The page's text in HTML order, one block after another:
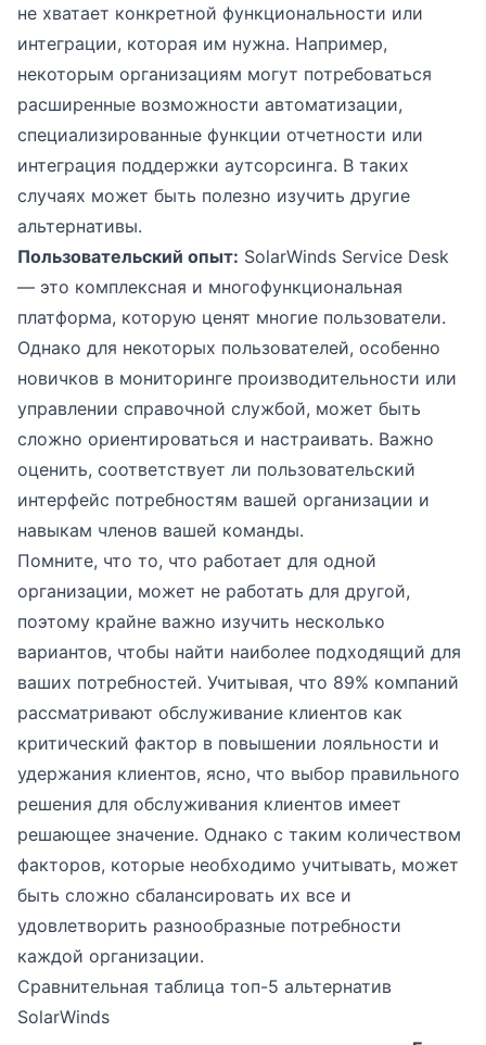
не хватает конкретной функциональности или
интеграции, которая им нужна. Например,
некоторым организациям могут потребоваться
расширенные возможности автоматизации,
специализированные функции отчетности или
интеграция поддержки аутсорсинга. В таких
случаях может быть полезно изучить другие
альтернативы.
Пользовательский опыт: SolarWinds Service Desk
— это комплексная и многофункциональная
платформа, которую ценят многие пользователи.
Однако для некоторых пользователей, особенно
новичков в мониторинге производительности или
управлении справочной службой, может быть
сложно ориентироваться и настраивать. Важно
оценить, соответствует ли пользовательский
интерфейс потребностям вашей организации и
навыкам членов вашей команды.
Помните, что то, что работает для одной
организации, может не работать для другой,
поэтому крайне важно изучить несколько
вариантов, чтобы найти наиболее подходящий для
ваших потребностей. Учитывая, что 89% компаний
рассматривают обслуживание клиентов как
критический фактор в повышении лояльности и
удержания клиентов, ясно, что выбор правильного
решения для обслуживания клиентов имеет
решающее значение. Однако с таким количеством
факторов, которые необходимо учитывать, может
быть сложно сбалансировать их все и
удовлетворить разнообразные потребности
каждой организации.
Сравнительная таблица топ-5 альтернатив
SolarWinds